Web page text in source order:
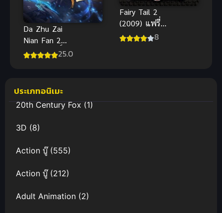
Da Zhu Zai
Nian Fan 2
ศึกจักรพรรดิ์25.0
Fairy Tail 2
(2009) แฟรี่
เทล ศึกจอม8
ประเภทอนิเมะ
20th Century Fox(1)
3D (8)
Action บู๊(555)
Action บู๊(212)
Adult Animation (2)